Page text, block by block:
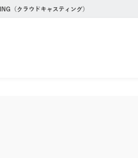
（クラウドキャスティング）